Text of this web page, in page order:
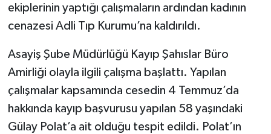
ekiplerinin yaptığı çalışmaların ardından kadının
cenazesi Adli Tıp Kurumu’na kaldırıldı.
Asayiş Şube Müdürlüğü Kayıp Şahıslar Büro
Amirliği olayla ilgili çalışma başlattı. Yapılan
çalışmalar kapsamında cesedin 4 Temmuz’da
hakkında kayıp başvurusu yapılan 58 yaşındaki
Gülay Polat’a ait olduğu tespit edildi. Polat’ın